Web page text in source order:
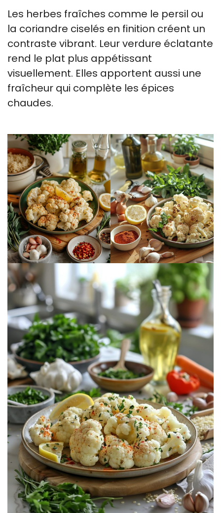
Les herbes fraîches comme le persil ou
la coriandre ciselés en finition créent un
contraste vibrant. Leur verdure éclatante
rend le plat plus appétissant
visuellement. Elles apportent aussi une
fraîcheur qui complète les épices
chaudes.